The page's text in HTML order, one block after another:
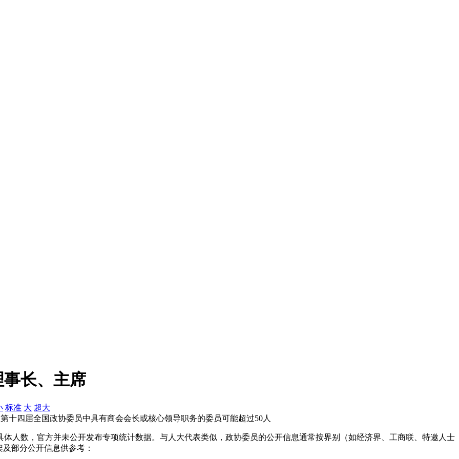
长、主席
标准 大 超大
十四届全国政协委员中具有商会会长或核心领导职务的委员可能超过50人
人数，官方并未公开发布专项统计数据。与人大代表类似，政协委员的公开信息通常按界别（如经济界、工商联、特邀人士
部分公开信息供参考：